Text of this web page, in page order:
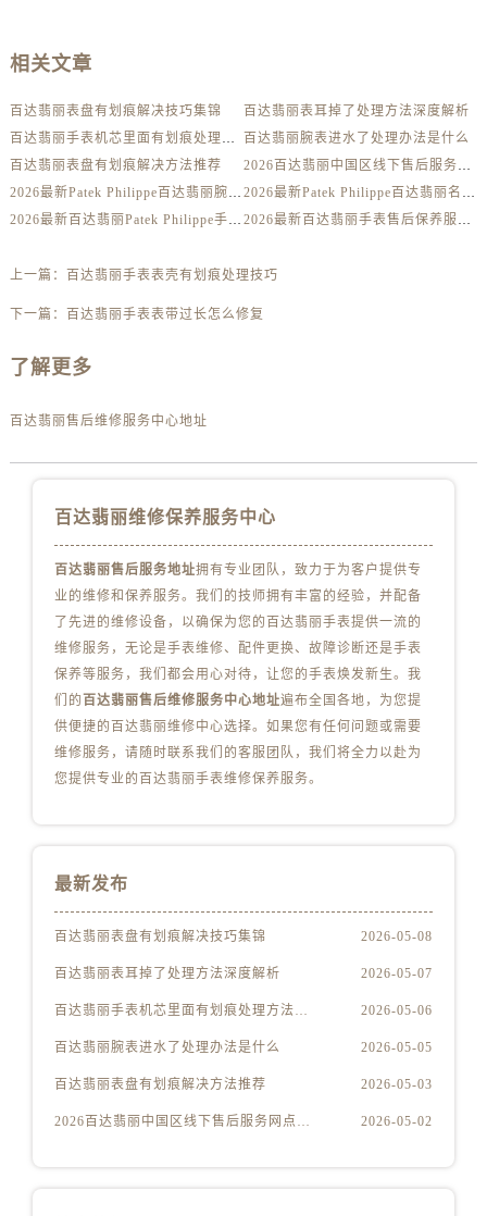
内蒙古自治区乌兰察布市集宁区恩和大街百达翡丽售后服务中心（需提前预约）
内蒙古自治区锡林郭勒盟市锡林浩特市光明街与额尔敦路交叉口百达翡丽售后服务中心（需提前预约）
内蒙古自治区兴安盟市乌兰浩特市兴安大街百达翡丽售后服务中心（需提前预约）
山西省大同市平城区迎宾街百达翡丽售后服务中心（需提前预约）
山西省运城市盐湖区河东街百达翡丽售后服务中心（需提前预约）
安徽省黄山市屯溪区黄山西路百达翡丽售后服务中心（需提前预约）
福建省三明市三元区东乾二路百达翡丽售后服务中心（需提前预约）
相关文章
百达翡丽表盘有划痕解决技巧集锦
百达翡丽表耳掉了处理方法深度解析
百达翡丽手表机芯里面有划痕处理方法详解
百达翡丽腕表进水了处理办法是什么
百达翡丽表盘有划痕解决方法推荐
2026百达翡丽中国区线下售后服务网点升级优化公告（最新电话及地址）
2026最新Patek Philippe百达翡丽腕表维修保养服务中心网点地址实地探访报告
2026最新Patek Philippe百达翡丽名表售后维修服务中心地址考察报告
2026最新百达翡丽Patek Philippe手表官方维修保养网点地址调研报告
2026最新百达翡丽手表售后保养服务中心地址调研报告
上一篇： 百达翡丽手表表壳有划痕处理技巧
下一篇： 百达翡丽手表表带过长怎么修复
了解更多
百达翡丽售后维修服务中心地址
百达翡丽维修保养服务中心
百达翡丽售后服务地址拥有专业团队，致力于为客户提供专
业的维修和保养服务。我们的技师拥有丰富的经验，并配备
了先进的维修设备，以确保为您的百达翡丽手表提供一流的
维修服务，无论是手表维修、配件更换、故障诊断还是手表
保养等服务，我们都会用心对待，让您的手表焕发新生。我
们的 百达翡丽售后维修服务中心地址遍布全国各地，为您提
供便捷的百达翡丽维修中心选择。如果您有任何问题或需要
维修服务，请随时联系我们的客服团队，我们将全力以赴为
您提供专业的百达翡丽手表维修保养服务。
最新发布
百达翡丽表盘有划痕解决技巧集锦 2026-05-08
百达翡丽表耳掉了处理方法深度解析 2026-05-07
百达翡丽手表机芯里面有划痕处理方法详解 2026-05-06
百达翡丽腕表进水了处理办法是什么 2026-05-05
百达翡丽表盘有划痕解决方法推荐 2026-05-03
2026百达翡丽中国区线下售后服务网点升级优化公告（最新电话及地址） 2026-05-02